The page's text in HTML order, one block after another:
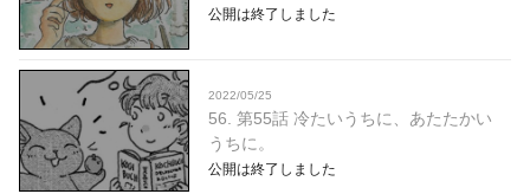
公開は終了しました
2022/05/25
56. 第55話 冷たいうちに、あたたかい
うちに。
公開は終了しました